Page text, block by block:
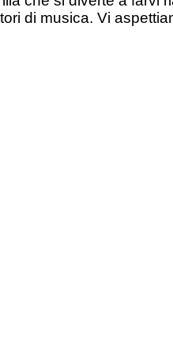
di musica. Vi